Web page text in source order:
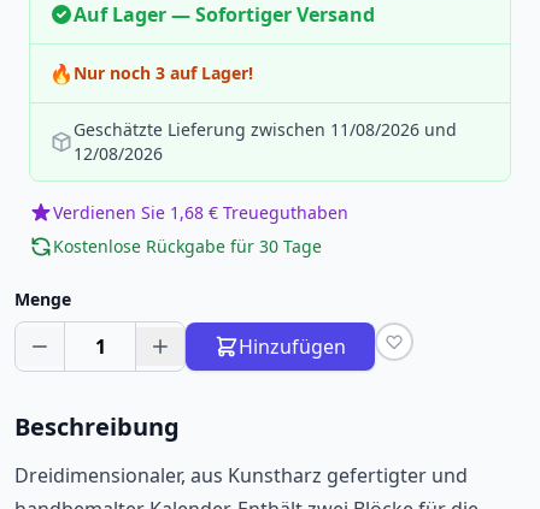
Auf Lager — Sofortiger Versand
🔥 Nur noch 3 auf Lager!
Geschätzte Lieferung zwischen 11/08/2026 und
12/08/2026
Verdienen Sie 1,68 € Treueguthaben
Kostenlose Rückgabe für 30 Tage
Menge
1 Hinzufügen
Beschreibung
Dreidimensionaler, aus Kunstharz gefertigter und